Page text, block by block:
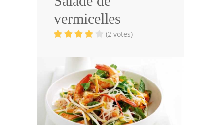
Volailles
Cuisines Orientales
Recettes marocaine
Cuisine Algérienne
Cuisine Tunisienne
vermicelles
(2 votes)